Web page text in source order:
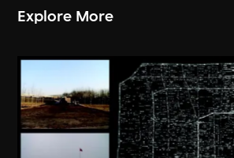
Explore More